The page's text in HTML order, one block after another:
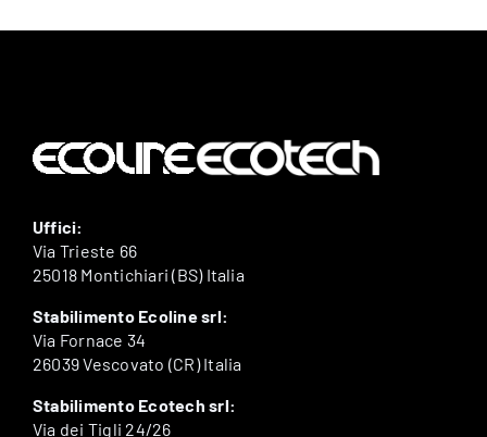
Uffici:
Via Trieste 66
25018 Montichiari (BS) Italia
Stabilimento Ecoline srl:
Via Fornace 34
26039 Vescovato (CR) Italia
Stabilimento Ecotech srl:
Via dei Tigli 24/26